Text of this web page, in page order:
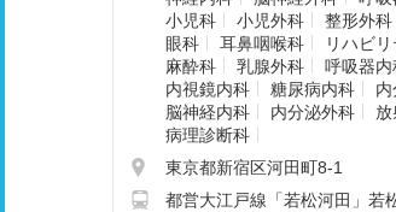
小児科
小児外科 整形外科
眼科
耳鼻咽喉科 リハビ
麻酔科
乳腺外科 呼吸器内
内視鏡内科
糖尿病内科
脳神経内科
内分泌外科
病理診断科
東京都新宿区河田町8-1
都営大江戸線「若松河田」若